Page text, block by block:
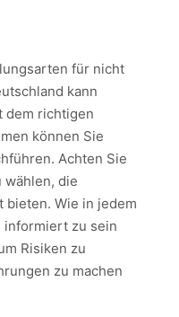
für nicht
kann
dem richtigen
können Sie
Achten Sie
wählen, die
Wie in jedem
informiert zu sein
Risiken zu
zu machen